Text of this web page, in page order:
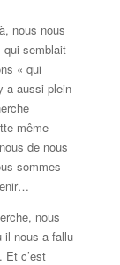
nous nous
qui semblait
« qui
a aussi plein
même
de nous
sommes
nous
il nous a fallu
Et c’est